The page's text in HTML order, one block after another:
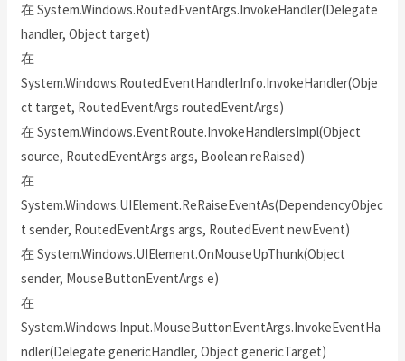
在 System.Windows.RoutedEventArgs.InvokeHandler(Delegate
handler, Object target)
在
System.Windows.RoutedEventHandlerInfo.InvokeHandler(Obje
ct target, RoutedEventArgs routedEventArgs)
在 System.Windows.EventRoute.InvokeHandlersImpl(Object
source, RoutedEventArgs args, Boolean reRaised)
在
System.Windows.UIElement.ReRaiseEventAs(DependencyObjec
t sender, RoutedEventArgs args, RoutedEvent newEvent)
在 System.Windows.UIElement.OnMouseUpThunk(Object
sender, MouseButtonEventArgs e)
在
System.Windows.Input.MouseButtonEventArgs.InvokeEventHa
ndler(Delegate genericHandler, Object genericTarget)